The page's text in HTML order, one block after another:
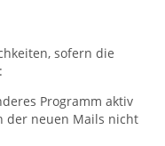
sofern die
Programm aktiv
der neuen Mails nicht